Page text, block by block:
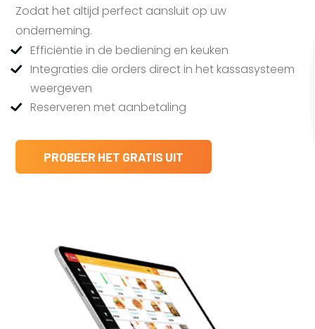
Zodat het altijd perfect aansluit op uw
onderneming.
Efficiëntie in de bediening en keuken
Integraties die orders direct in het kassasysteem
weergeven
Reserveren met aanbetaling
PROBEER HET GRATIS UIT